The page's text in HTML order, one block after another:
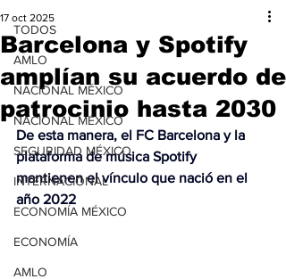
TODOS
AMLO
NACIONAL MÉXICO
NACIONAL MÉXICO
SEGURIDAD MÉXICO
INTERNACIONAL
ECONOMÍA MÉXICO
ECONOMÍA
AMLO
Barcelona y Spotify
amplían su acuerdo de
patrocinio hasta 2030
17 oct 2025
De esta manera, el FC Barcelona y la
plataforma de música Spotify
mantienen el vínculo que nació en el
año 2022